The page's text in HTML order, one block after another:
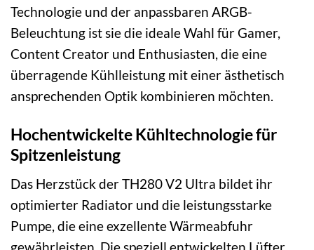
Technologie und der anpassbaren ARGB-
Beleuchtung ist sie die ideale Wahl für Gamer,
Content Creator und Enthusiasten, die eine
überragende Kühlleistung mit einer ästhetisch
ansprechenden Optik kombinieren möchten.
Hochentwickelte Kühltechnologie für
Spitzenleistung
Das Herzstück der TH280 V2 Ultra bildet ihr
optimierter Radiator und die leistungsstarke
Pumpe, die eine exzellente Wärmeabfuhr
gewährleisten. Die speziell entwickelten Lüfter